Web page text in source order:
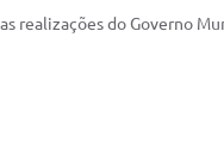
realizações do Governo